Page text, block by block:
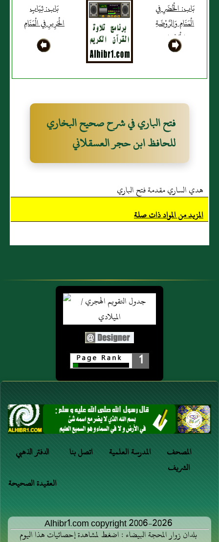
بَاب: الْخُضَرِ فِي
الْمَنَامِ وَالرَّوْضَةِ
الْخَضْرَاءِ
بَاب: ثِيَابِ
الْحَرِيرِ فِي الْمَنَامِ
فتح الباري في شرح صحيح البخاري
للحافظ ابن حجر العسقلاني
هدي الساري مقدمة فتح الباري
المزيد من المواد ذات صلة
1
الدفتر الذهبي اتصل بنا المدرسة العلمية
المصحف
الشريف
العقيدة الصحيحة
Alhibr1.com copyright 2006-2026
بلدان زوار المحجة البيضاء : اضغط لمشاهدة إحصائيات هذا اليوم